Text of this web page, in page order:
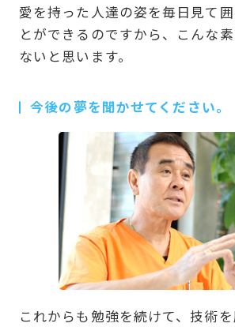
愛を持った人達の姿を毎日見て
とができるのですから、こんな
ないと思います。
今後の夢を聞かせてください。
これからも勉強を続けて、技術